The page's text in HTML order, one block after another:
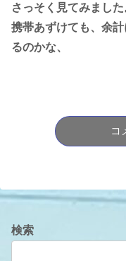
さっそく見てみまし
携帯あずけても、余
るのかな、
コ
検索